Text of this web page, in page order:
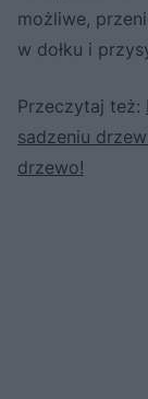
możliwe,
w dołku i
Przeczytaj też:
sadzeniu
drzewo!